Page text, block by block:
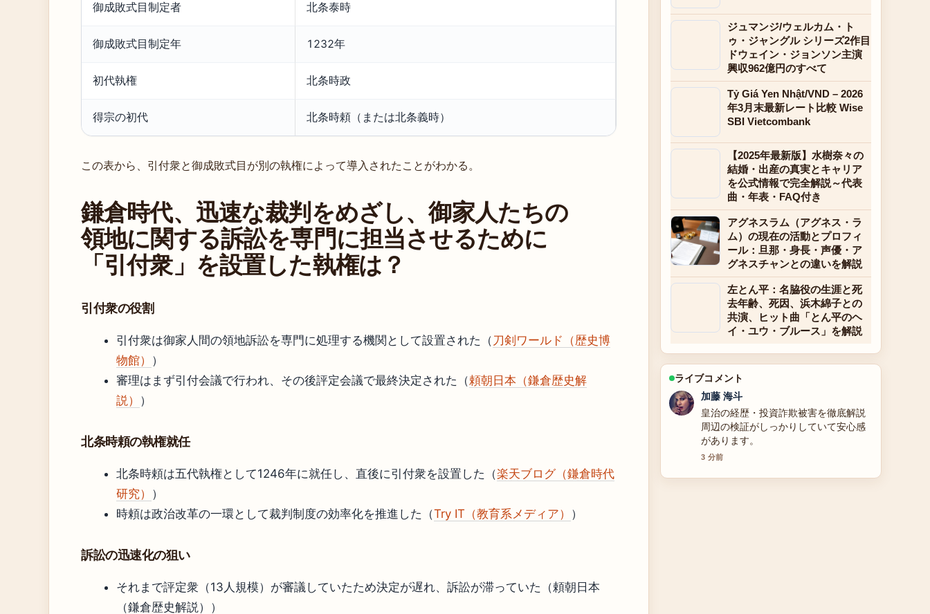
御成敗式目制定者 北条泰時
御成敗式目制定年 1232年
初代執権 北条時政
得宗の初代 北条時頼（または北条義時）
この表から、引付衆と御成敗式目が別の執権によって導入されたことがわかる。
鎌倉時代、迅速な裁判をめざし、御家人たちの
領地に関する訴訟を専門に担当させるために
「引付衆」を設置した執権は？
引付衆の役割
引付衆は御家人間の領地訴訟を専門に処理する機関として設置された（ 刀剣ワールド（歴史博
物館） ）
審理はまず引付会議で行われ、その後評定会議で最終決定された（頼朝日本（鎌倉歴史解
説） ）
北条時頼の執権就任
北条時頼は五代執権として1246年に就任し、直後に引付衆を設置した（楽天ブログ（鎌倉時代
研究） ）
時頼は政治改革の一環として裁判制度の効率化を推進した（Try IT（教育系メディア） ）
訴訟の迅速化の狙い
それまで評定衆（13人規模）が審議していたため決定が遅れ、訴訟が滞っていた（頼朝日本
（鎌倉歴史解説））
ジュマンジ/ウェルカム・ト
ゥ・ジャングル シリーズ2作目
ドウェイン・ジョンソン主演
興収962億円のすべて
Tỷ Giá Yen Nhật/VND – 2026
年3月末最新レート比較 Wise
SBI Vietcombank
【2025年最新版】水樹奈々の
結婚・出産の真実とキャリア
を公式情報で完全解説～代表
曲・年表・FAQ付き
アグネスラム（アグネス・ラ
ム）の現在の活動とプロフィ
ール：旦那・身長・声優・ア
グネスチャンとの違いを解説
左とん平：名脇役の生涯と死
去年齢、死因、浜木綿子との
共演、ヒット曲「とん平のヘ
イ・ユウ・ブルース」を解説
ライブコメント
高橋 蓮
アグネスラム（アグネス・ラム）の現
在の活動とプロフィール：旦那・身
長・声優・アグネスチャンとの違いを
解説 の整理がとても分かりやすいで